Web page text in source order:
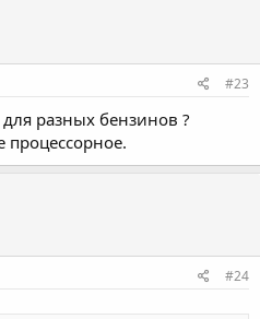
#23
разных бензинов ?
процессорное.
#24